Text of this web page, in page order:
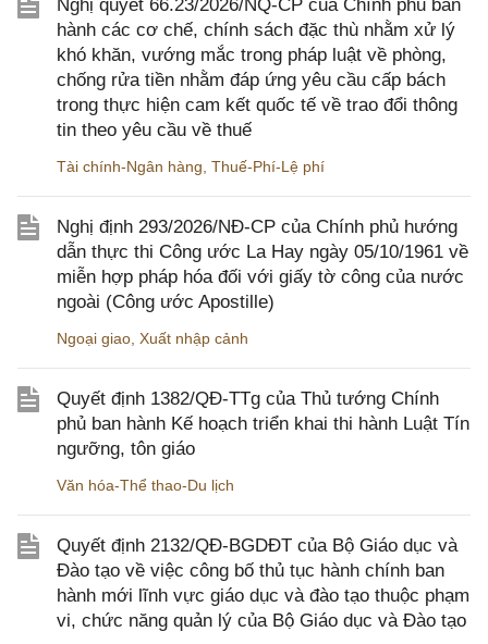
Nghị quyết 66.23/2026/NQ-CP của Chính phủ ban
hành các cơ chế, chính sách đặc thù nhằm xử lý
khó khăn, vướng mắc trong pháp luật về phòng,
chống rửa tiền nhằm đáp ứng yêu cầu cấp bách
trong thực hiện cam kết quốc tế về trao đổi thông
tin theo yêu cầu về thuế
Tài chính-Ngân hàng Thuế-Phí-Lệ phí
Nghị định 293/2026/NĐ-CP của Chính phủ hướng
dẫn thực thi Công ước La Hay ngày 05/10/1961 về
miễn hợp pháp hóa đối với giấy tờ công của nước
ngoài (Công ước Apostille)
Ngoại giao Xuất nhập cảnh
Quyết định 1382/QĐ-TTg của Thủ tướng Chính
phủ ban hành Kế hoạch triển khai thi hành Luật Tín
ngưỡng, tôn giáo
Văn hóa-Thể thao-Du lịch
Quyết định 2132/QĐ-BGDĐT của Bộ Giáo dục và
Đào tạo về việc công bố thủ tục hành chính ban
hành mới lĩnh vực giáo dục và đào tạo thuộc phạm
vi, chức năng quản lý của Bộ Giáo dục và Đào tạo